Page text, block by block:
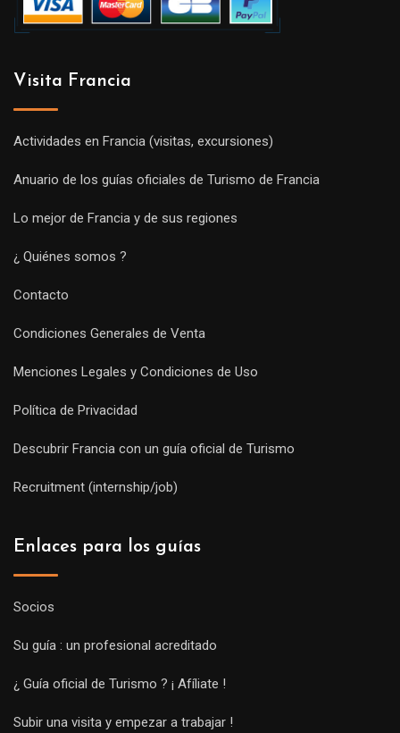
Visita Francia
Actividades en Francia (visitas, excursiones)
Anuario de los guías oficiales de Turismo de Francia
Lo mejor de Francia y de sus regiones
¿ Quiénes somos ?
Contacto
Condiciones Generales de Venta
Menciones Legales y Condiciones de Uso
Política de Privacidad
Descubrir Francia con un guía oficial de Turismo
Recruitment (internship/job)
Enlaces para los guías
Socios
Su guía : un profesional acreditado
¿ Guía oficial de Turismo ? ¡ Afíliate !
Subir una visita y empezar a trabajar !